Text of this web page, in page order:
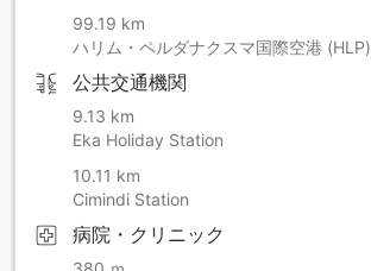
99.19 km
ハリム・ペルダナクスマ国際空港 (HLP)
公共交通機関
9.13 km
Eka Holiday Station
10.11 km
Cimindi Station
病院・クリニック